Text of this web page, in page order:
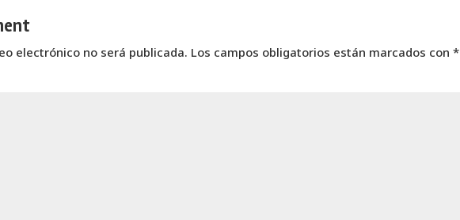
electrónico no será publicada. Los campos obligatorios están marcados con*